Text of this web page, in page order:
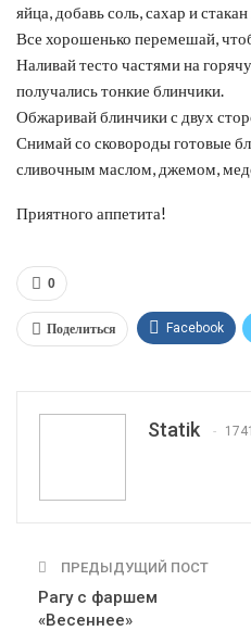
яйца, добавь соль, сахар и
Все хорошенько перемешай,
Наливай тесто частями на
получались тонкие блинчики.
Обжаривай блинчики с двух
Снимай со сковороды готовые
сливочным маслом, джемом,
Приятного аппетита!
0
Поделиться Facebook
Statik
ПРЕДЫДУЩИЙ ПОСТ
Рагу с фаршем
«Весеннее»